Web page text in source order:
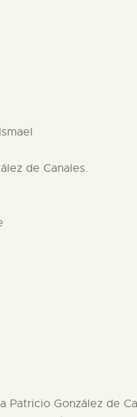
de Canales.
Patricio González de